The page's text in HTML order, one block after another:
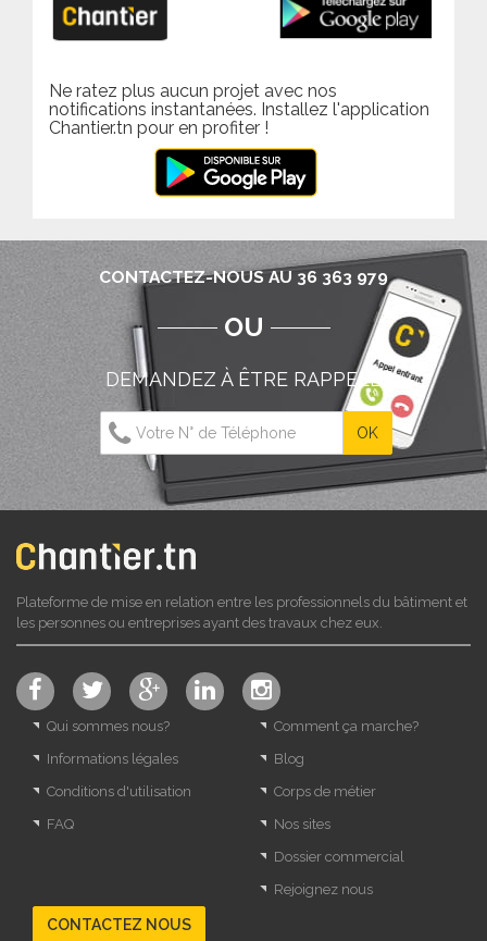
Ne ratez plus aucun projet avec nos
notifications instantanées. Installez l'application
Chantier.tn pour en profiter !
CONTACTEZ-NOUS AU 36 363 979
OU
DEMANDEZ À ÊTRE RAPPELÉ
Plateforme de mise en relation entre les professionnels du bâtiment et
les personnes ou entreprises ayant des travaux chez eux.
Qui sommes nous?
Informations légales
Conditions d'utilisation
FAQ
Comment ça marche?
Blog
Corps de métier
Nos sites
Dossier commercial
Rejoignez nous
CONTACTEZ NOUS